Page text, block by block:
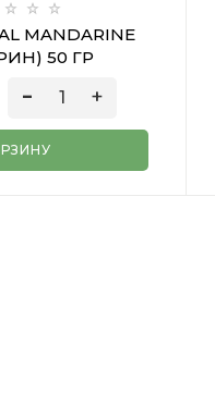
MANDARINE
50 ГР